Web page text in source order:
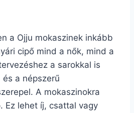
a Ojju mokaszinek inkább
cipő mind a nők, mind a
a sarokkal is
a népszerű
A mokaszinokra
Ez lehet íj, csattal vagy